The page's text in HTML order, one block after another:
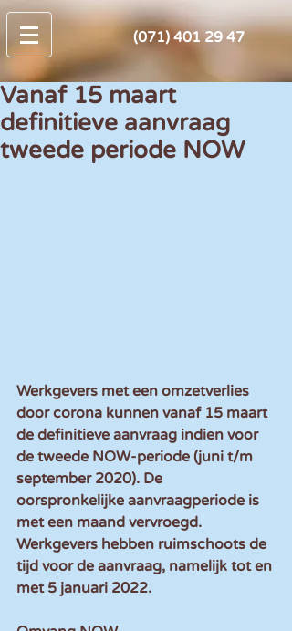
(071) 401 29 47
Vanaf 15 maart
definitieve aanvraag
tweede periode NOW
Werkgevers met een omzetverlies
door corona kunnen vanaf 15 maart
de definitieve aanvraag indien voor
de tweede NOW-periode (juni t/m
september 2020). De
oorspronkelijke aanvraagperiode is
met een maand vervroegd.
Werkgevers hebben ruimschoots de
tijd voor de aanvraag, namelijk tot en
met 5 januari 2022.